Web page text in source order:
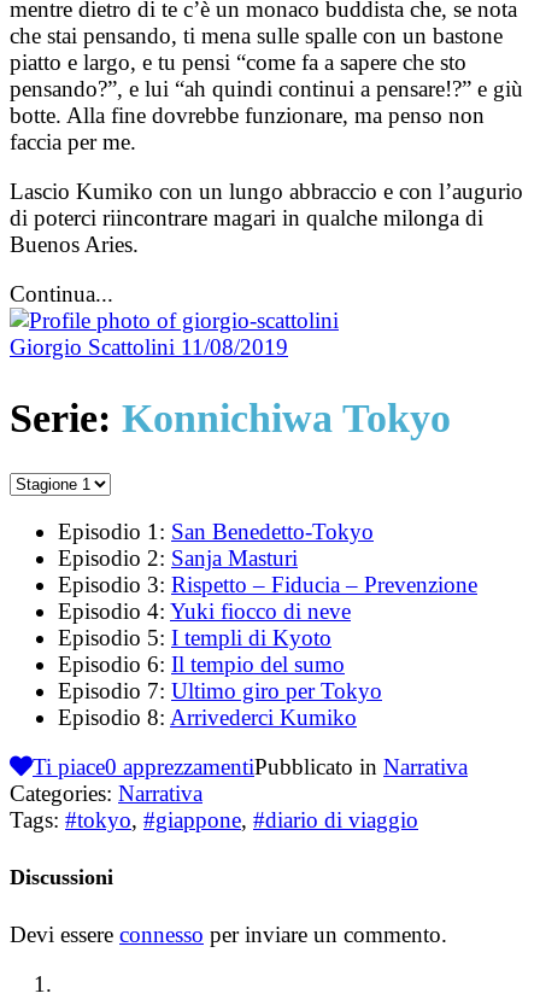
mentre dietro di te c’è un monaco buddista che, se nota
che stai pensando, ti mena sulle spalle con un bastone
piatto e largo, e tu pensi “come fa a sapere che sto
pensando?”, e lui “ah quindi continui a pensare!?” e giù
botte. Alla fine dovrebbe funzionare, ma penso non
faccia per me.
Lascio Kumiko con un lungo abbraccio e con l’augurio
di poterci riincontrare magari in qualche milonga di
Buenos Aries.
Continua...
Giorgio Scattolini 11/08/2019
Serie: Konnichiwa Tokyo
Episodio 1: San Benedetto-Tokyo
Episodio 2: Sanja Masturi
Episodio 3: Rispetto – Fiducia – Prevenzione
Episodio 4: Yuki fiocco di neve
Episodio 5: I templi di Kyoto
Episodio 6: Il tempio del sumo
Episodio 7: Ultimo giro per Tokyo
Episodio 8: Arrivederci Kumiko
Ti piace0 apprezzamentiPubblicato in Narrativa
Categories: Narrativa
Tags: #tokyo, #giappone, #diario di viaggio
Discussioni
Devi essere connesso per inviare un commento.